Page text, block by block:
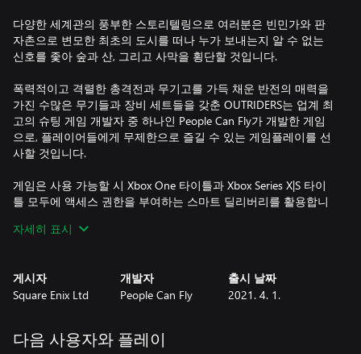
다양한 세계관의 풍부한 스토리텔링으로 여러분은 빈민가와 판
자촌으로 변모한 최초의 도시를 떠나 누가 보내는지 알 수 없는
신호를 좇아 숲과 산, 그리고 사막을 횡단할 것입니다.
폭력적이고 격렬한 총격전과 무기고를 가득 채운 반전의 매력을
가진 수많은 무기들과 장비 세트들을 갖춘 OUTRIDERS는 업계 최
고의 슈팅 게임 개발자 중 하나인 People Can Fly가 개발한 게임
으로, 플레이어들에게 무제한으로 즐길 수 있는 게임플레이를 선
사할 것입니다.
게임은 사용 가능할 시 Xbox One 타이틀과 Xbox Series X|S 타이
틀 모두에 액세스 권한을 부여하는 스마트 딜리버리를 활용합니
자세히 표시
게시자
Square Enix Ltd
개발자
People Can Fly
출시 날짜
2021. 4. 1.
다음 사용자와 플레이